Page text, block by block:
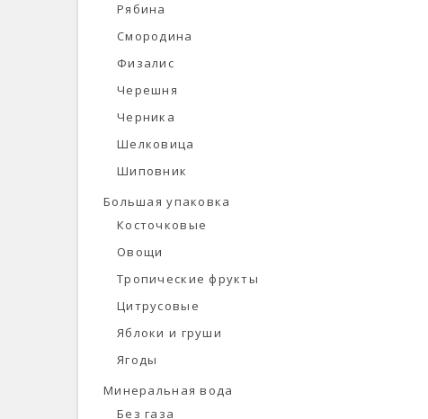
Рябина
Смородина
Физалис
Черешня
Черника
Шелковица
Шиповник
Большая упаковка
Косточковые
Овощи
Тропические фрукты
Цитрусовые
Яблоки и груши
Ягоды
Минеральная вода
Без газа